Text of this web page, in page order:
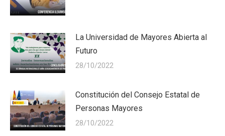
La Universidad de Mayores Abierta al
Futuro
28/10/2022
Constitución del Consejo Estatal de
Personas Mayores
28/10/2022